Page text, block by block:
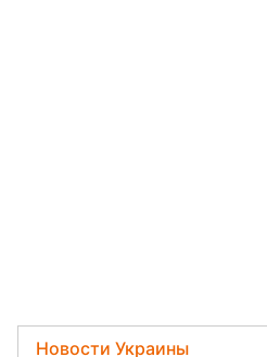
Новости Украины